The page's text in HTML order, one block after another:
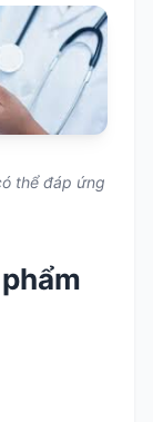
thể đáp ứng